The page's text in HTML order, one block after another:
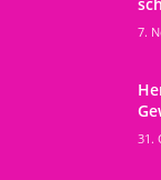
7.
31.